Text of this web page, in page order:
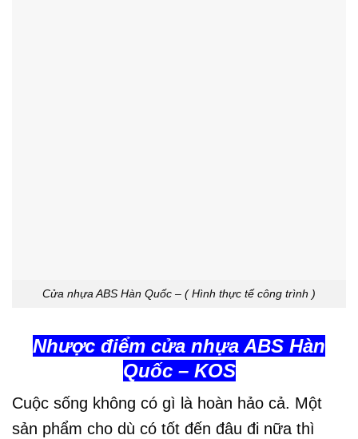
Cửa nhựa ABS Hàn Quốc – ( Hình thực tế công trình )
Nhược điểm cửa nhựa ABS Hàn
Quốc – KOS
Cuộc sống không có gì là hoàn hảo cả. Một
sản phẩm cho dù có tốt đến đâu đi nữa thì